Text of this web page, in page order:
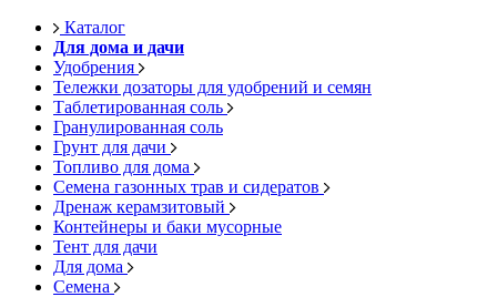
Каталог
Для дома и дачи
Удобрения
Тележки дозаторы для удобрений и семян
Таблетированная соль
Гранулированная соль
Грунт для дачи
Топливо для дома
Семена газонных трав и сидератов
Дренаж керамзитовый
Контейнеры и баки мусорные
Тент для дачи
Для дома
Семена